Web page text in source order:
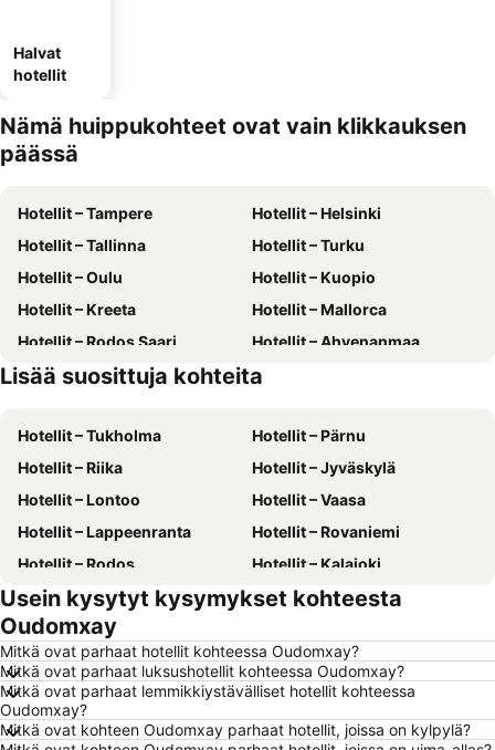
Halvat
hotellit
Nämä huippukohteet ovat vain klikkauksen
päässä
Hotellit – Tampere
Hotellit – Helsinki
Hotellit – Tallinna
Hotellit – Turku
Hotellit – Oulu
Hotellit – Kuopio
Hotellit – Kreeta
Hotellit – Mallorca
Hotellit – Rodos Saari
Hotellit – Ahvenanmaa
Hotellit – Gran Canaria
Hotellit – Kreikka
Lisää suosittuja kohteita
Hotellit – Tukholma
Hotellit – Pärnu
Hotellit – Riika
Hotellit – Jyväskylä
Hotellit – Lontoo
Hotellit – Vaasa
Hotellit – Lappeenranta
Hotellit – Rovaniemi
Hotellit – Rodos
Hotellit – Kalajoki
Hotellit – Alanya
Hotellit – Joensuu
Hotellit – Fuengirola
Hotellit – Savonlinna
Hotellit – Gdańsk
Hotellit – Lahti
Hotellit – Hämeenlinna
Hotellit – Seinäjoki
Hotellit – Suomi
Usein kysytyt kysymykset kohteesta
Oudomxay
Mitkä ovat parhaat hotellit kohteessa Oudomxay?
Mitkä ovat parhaat luksushotellit kohteessa Oudomxay?
Mitkä ovat parhaat lemmikkiystävälliset hotellit kohteessa
Oudomxay?
Mitkä ovat kohteen Oudomxay parhaat hotellit, joissa on kylpylä?